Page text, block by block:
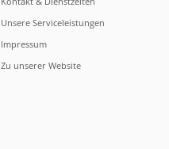
Unsere Serviceleistungen
Impressum
Zu unserer Website